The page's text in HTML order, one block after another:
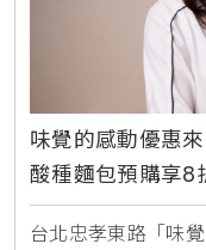
味覺的感動優惠
酸種麵包預購享8
包
台北忠孝東路「味